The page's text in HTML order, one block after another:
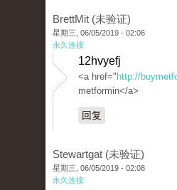
BrettMit (未验证)
星期三, 06/05/2019 - 02:06
永久连接
12hvyefj
<a href=" http://
metformin</a>
回复
Stewartgat (未验证)
星期三, 06/05/2019 - 02:08
永久连接